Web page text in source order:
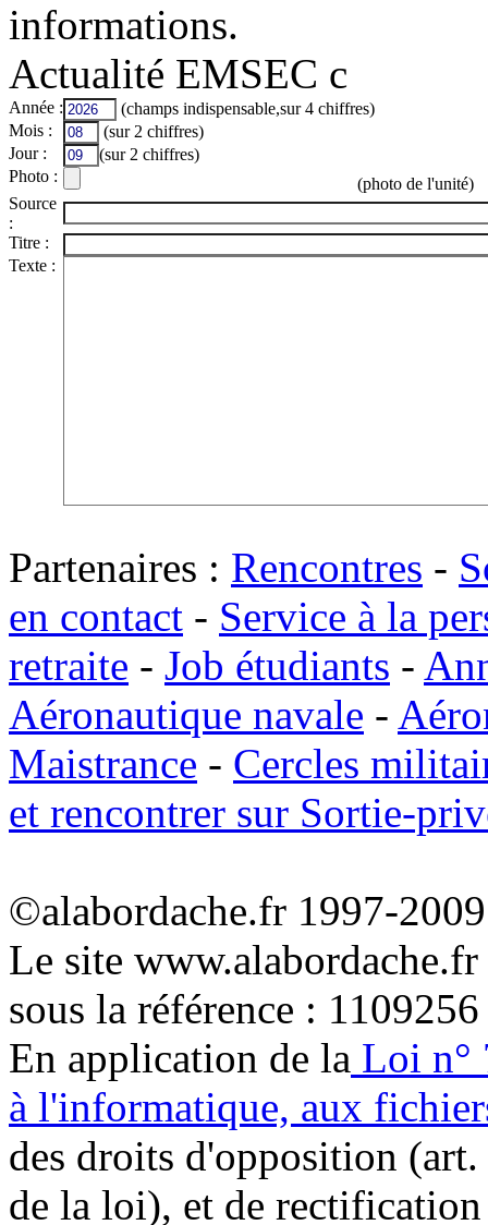
informations.
Actualité EMSEC c
Année :
(champs indispensable,sur 4 chiffres)
Mois :
(sur 2 chiffres)
Jour :
(sur 2 chiffres)
Photo :
(photo de l'unité)
Source
:
Titre :
Texte :
Partenaires : Rencontres -
en contact - Service à la
retraite - Job étudiants -
Aéronautique navale -
Maistrance - Cercles
et rencontrer sur Sortie-
©alabordache.fr 1997-
Le site
sous la référence : 1109256
En application de la Loi n°
à l'informatique, aux
des droits d'opposition
de la loi), et de